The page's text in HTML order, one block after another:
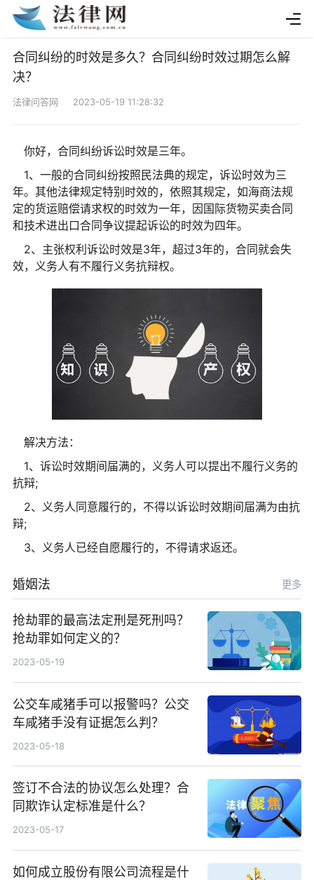
合同纠纷的时效是多久？合同纠纷时效过期怎么解
决？
法律问答网 2023-05-19 11:28:32
你好，合同纠纷诉讼时效是三年。
1、一般的合同纠纷按照民法典的规定，诉讼时效为三
年。其他法律规定特别时效的，依照其规定，如海商法规
定的货运赔偿请求权的时效为一年，因国际货物买卖合同
和技术进出口合同争议提起诉讼的时效为四年。
2、主张权利诉讼时效是3年，超过3年的，合同就会失
效，义务人有不履行义务抗辩权。
解决方法：
1、诉讼时效期间届满的，义务人可以提出不履行义务的
抗辩;
2、义务人同意履行的，不得以诉讼时效期间届满为由抗
辩;
3、义务人已经自愿履行的，不得请求返还。
婚姻法 更多
抢劫罪的最高法定刑是死刑吗？
抢劫罪如何定义的？
2023-05-19
公交车咸猪手可以报警吗？公交
车咸猪手没有证据怎么判？
2023-05-18
签订不合法的协议怎么处理？合
同欺诈认定标准是什么？
2023-05-17
如何成立股份有限公司流程是什